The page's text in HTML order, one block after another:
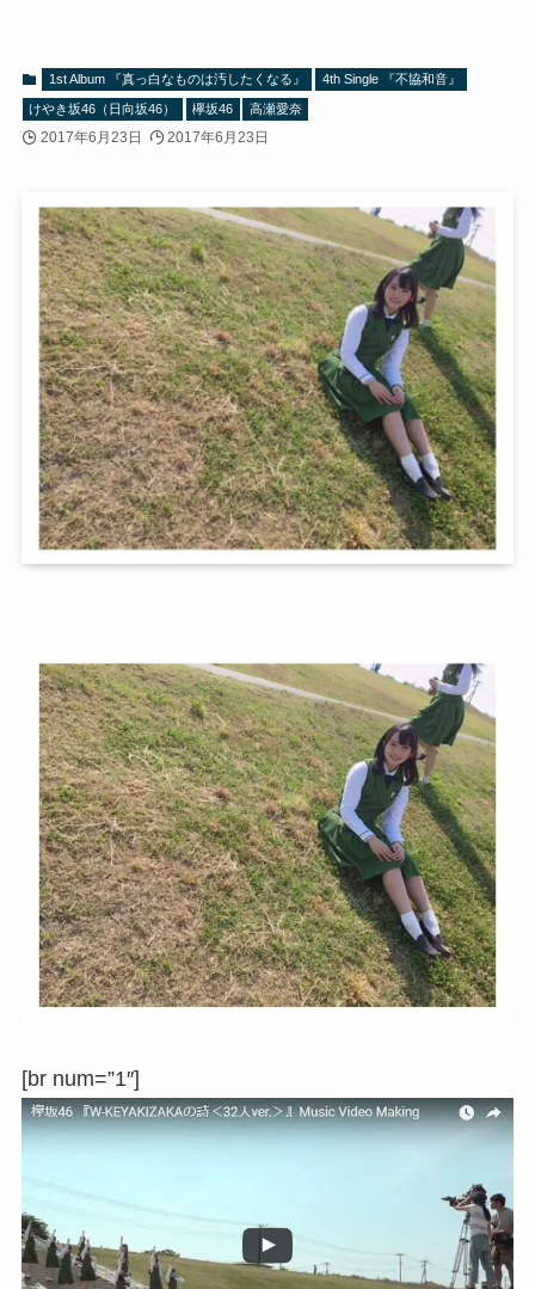
1st Album 『真っ白なものは汚したくなる』 4th Single 『不協和音』
けやき坂46（日向坂46） 欅坂46 高瀬愛奈
2017年6月23日 2017年6月23日
[br num=”1″]